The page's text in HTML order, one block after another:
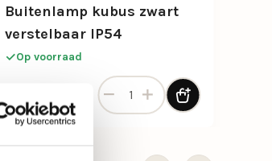
remote/app aantal
Buitenlamp kubus zwart
verstelbaar IP54
Op voorraad
Buitenlamp kubus zwart